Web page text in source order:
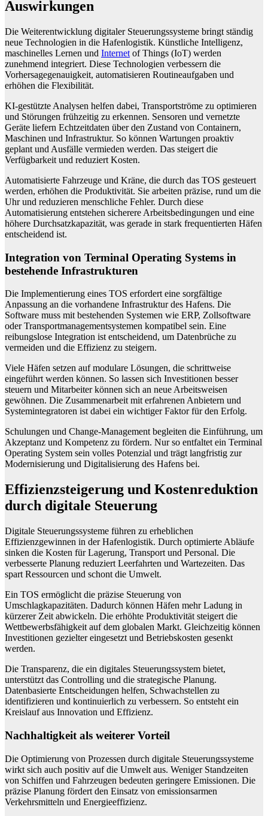
Auswirkungen
Die Weiterentwicklung digitaler Steuerungssysteme bringt ständig
neue Technologien in die Hafenlogistik. Künstliche Intelligenz,
maschinelles Lernen und Internet of Things (IoT) werden
zunehmend integriert. Diese Technologien verbessern die
Vorhersagegenauigkeit, automatisieren Routineaufgaben und
erhöhen die Flexibilität.
KI-gestützte Analysen helfen dabei, Transportströme zu optimieren
und Störungen frühzeitig zu erkennen. Sensoren und vernetzte
Geräte liefern Echtzeitdaten über den Zustand von Containern,
Maschinen und Infrastruktur. So können Wartungen proaktiv
geplant und Ausfälle vermieden werden. Das steigert die
Verfügbarkeit und reduziert Kosten.
Automatisierte Fahrzeuge und Kräne, die durch das TOS gesteuert
werden, erhöhen die Produktivität. Sie arbeiten präzise, rund um die
Uhr und reduzieren menschliche Fehler. Durch diese
Automatisierung entstehen sicherere Arbeitsbedingungen und eine
höhere Durchsatzkapazität, was gerade in stark frequentierten Häfen
entscheidend ist.
Integration von Terminal Operating Systems in
bestehende Infrastrukturen
Die Implementierung eines TOS erfordert eine sorgfältige
Anpassung an die vorhandene Infrastruktur des Hafens. Die
Software muss mit bestehenden Systemen wie ERP, Zollsoftware
oder Transportmanagementsystemen kompatibel sein. Eine
reibungslose Integration ist entscheidend, um Datenbrüche zu
vermeiden und die Effizienz zu steigern.
Viele Häfen setzen auf modulare Lösungen, die schrittweise
eingeführt werden können. So lassen sich Investitionen besser
steuern und Mitarbeiter können sich an neue Arbeitsweisen
gewöhnen. Die Zusammenarbeit mit erfahrenen Anbietern und
Systemintegratoren ist dabei ein wichtiger Faktor für den Erfolg.
Schulungen und Change-Management begleiten die Einführung, um
Akzeptanz und Kompetenz zu fördern. Nur so entfaltet ein Terminal
Operating System sein volles Potenzial und trägt langfristig zur
Modernisierung und Digitalisierung des Hafens bei.
Effizienzsteigerung und Kostenreduktion
durch digitale Steuerung
Digitale Steuerungssysteme führen zu erheblichen
Effizienzgewinnen in der Hafenlogistik. Durch optimierte Abläufe
sinken die Kosten für Lagerung, Transport und Personal. Die
verbesserte Planung reduziert Leerfahrten und Wartezeiten. Das
spart Ressourcen und schont die Umwelt.
Ein TOS ermöglicht die präzise Steuerung von
Umschlagkapazitäten. Dadurch können Häfen mehr Ladung in
kürzerer Zeit abwickeln. Die erhöhte Produktivität steigert die
Wettbewerbsfähigkeit auf dem globalen Markt. Gleichzeitig können
Investitionen gezielter eingesetzt und Betriebskosten gesenkt
werden.
Die Transparenz, die ein digitales Steuerungssystem bietet,
unterstützt das Controlling und die strategische Planung.
Datenbasierte Entscheidungen helfen, Schwachstellen zu
identifizieren und kontinuierlich zu verbessern. So entsteht ein
Kreislauf aus Innovation und Effizienz.
Nachhaltigkeit als weiterer Vorteil
Die Optimierung von Prozessen durch digitale Steuerungssysteme
wirkt sich auch positiv auf die Umwelt aus. Weniger Standzeiten
von Schiffen und Fahrzeugen bedeuten geringere Emissionen. Die
präzise Planung fördert den Einsatz von emissionsarmen
Verkehrsmitteln und Energieeffizienz.